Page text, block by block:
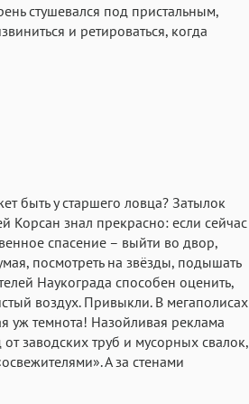
стушевался под пристальным,
и ретироваться, когда
быть у старшего ловца? Затылок
Корсан знал прекрасно: если сейчас
спасение – выйти во двор,
посмотреть на звёзды, подышать
Наукограда способен оценить,
воздух. Привыкли. В мегаполисах
уж темнота! Назойливая реклама
заводских труб и мусорных свалок,
А за стенами